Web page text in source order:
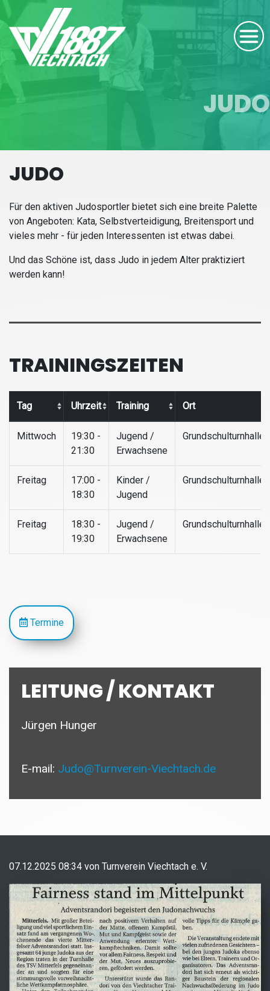
JUDO
JUDO
Für den aktiven Judosportler bietet sich eine breite Palette
von Angeboten: Kata, Selbstverteidigung, Breitensport und
vieles mehr - für jeden Interessenten ist etwas dabei.
Und das Schöne ist, dass Judo in jedem Alter praktiziert
werden kann!
TRAININGSZEITEN
Tag Uhrzeit Training Ort
Mittwoch
19:30 -
21:30
Jugend /
Erwachsene
Grundschulturnhalle
Freitag
17:00 -
18:30
Kinder /
Jugend
Grundschulturnhalle
Freitag
18:30 -
19:30
Jugend /
Erwachsene
Grundschulturnhalle
Termine
LEITUNG / KONTAKT
Jürgen Hunger
E-mail: Judo@Turnverein-Viechtach.de
07.12.2025 08:34 von Turnverein Viechtach e. V.